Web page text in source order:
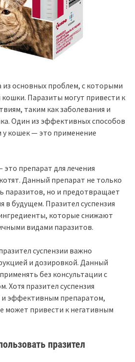
основных проблем, с которыми
Паразиты могут привести к
таким как заболевания и
Один из эффективных способов
кошек — это применение
это препарат для лечения
Данный препарат не только
паразитов, но и предотвращает
в будущем. Празител суспензия
которые снижают
видами паразитов.
суспензии важно
и дозировкой. Данный
без консультации с
Хотя празител суспензия
и эффективным препаратом,
может привести к негативным
празител